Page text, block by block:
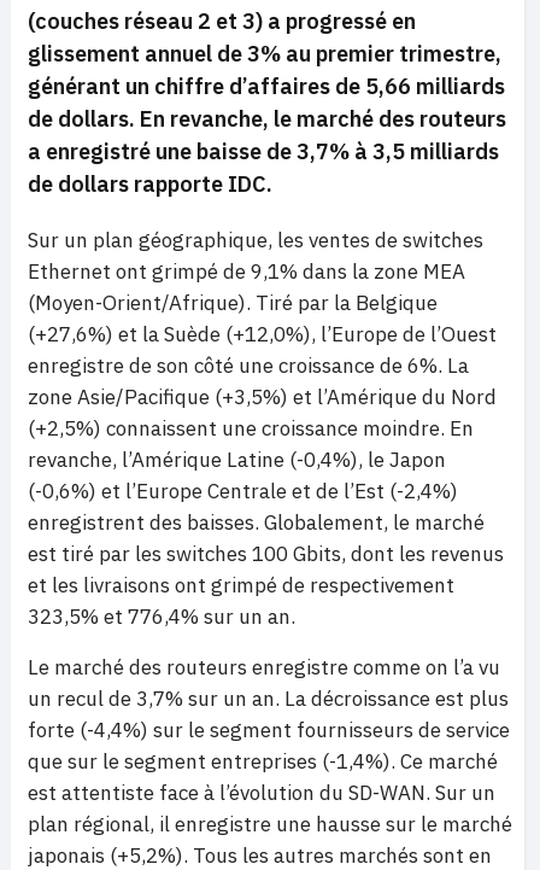
(couches réseau 2 et 3) a progressé en
glissement annuel de 3% au premier trimestre,
générant un chiffre d’affaires de 5,66 milliards
de dollars. En revanche, le marché des routeurs
a enregistré une baisse de 3,7% à 3,5 milliards
de dollars rapporte IDC.
Sur un plan géographique, les ventes de switches
Ethernet ont grimpé de 9,1% dans la zone MEA
(Moyen-Orient/Afrique). Tiré par la Belgique
(+27,6%) et la Suède (+12,0%), l’Europe de l’Ouest
enregistre de son côté une croissance de 6%. La
zone Asie/Pacifique (+3,5%) et l’Amérique du Nord
(+2,5%) connaissent une croissance moindre. En
revanche, l’Amérique Latine (-0,4%), le Japon
(-0,6%) et l’Europe Centrale et de l’Est (-2,4%)
enregistrent des baisses. Globalement, le marché
est tiré par les switches 100 Gbits, dont les revenus
et les livraisons ont grimpé de respectivement
323,5% et 776,4% sur un an.
Le marché des routeurs enregistre comme on l’a vu
un recul de 3,7% sur un an. La décroissance est plus
forte (-4,4%) sur le segment fournisseurs de service
que sur le segment entreprises (-1,4%). Ce marché
est attentiste face à l’évolution du SD-WAN. Sur un
plan régional, il enregistre une hausse sur le marché
japonais (+5,2%). Tous les autres marchés sont en